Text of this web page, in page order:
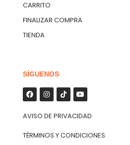
CARRITO
FINALIZAR COMPRA
TIENDA
SÍGUENOS
AVISO DE PRIVACIDAD
TÉRMINOS Y CONDICIONES